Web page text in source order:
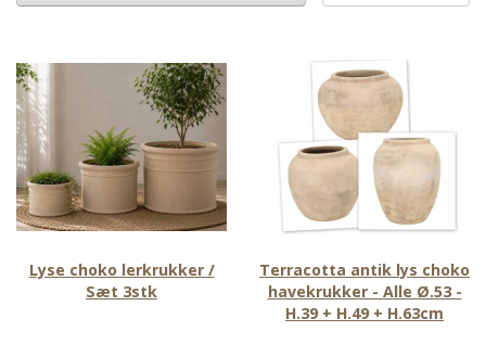
Lyse choko lerkrukker /
Sæt 3stk
Terracotta antik lys choko
havekrukker - Alle Ø.53 -
H.39 + H.49 + H.63cm